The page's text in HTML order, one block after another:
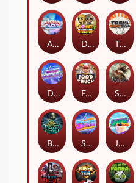
Superstar Sevens
TOSHI WAYS CLUB
SPEAR OF ATHENA
Dandy Diamonds Fred's Food Truck
Beast Below
Donut Division
Joker Bombs
Alpha Eagle